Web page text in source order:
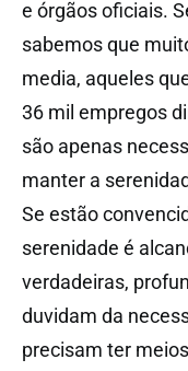
e órgãos oficiais.
sabemos que
media, aqueles
36 mil empregos
são apenas
manter a
Se estão
serenidade é
verdadeiras,
duvidam da
precisam ter